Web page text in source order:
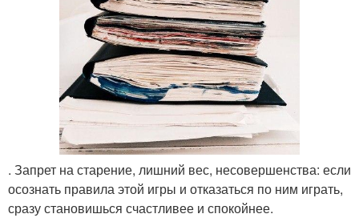
. Запрет на старение, лишний вес, несовершенства: если
осознать правила этой игры и отказаться по ним играть,
сразу становишься счастливее и спокойнее.